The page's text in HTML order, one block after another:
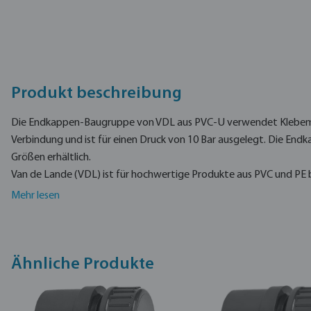
Produkt beschreibung
Die Endkappen-Baugruppe von VDL aus PVC-U verwendet
Verbindung und ist für einen Druck von 10 Bar ausgelegt. Die
Größen erhältlich.
Van de Lande (VDL) ist für hochwertige Produkte aus PVC und
hochwertige Sortimente von Fittings und Ventilen aus PVC und PE
Mehr lesen
Ähnliche Produkte